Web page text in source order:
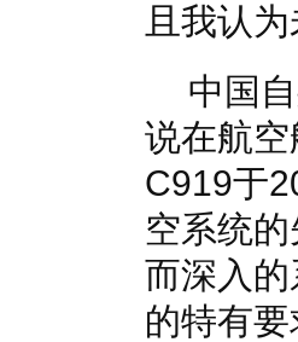
且我认
中国
说在航
C919于
空系统
而深入
的特有